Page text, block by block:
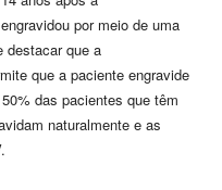
por meio de uma
destacar que a
que a paciente engravide
das pacientes que têm
naturalmente e as